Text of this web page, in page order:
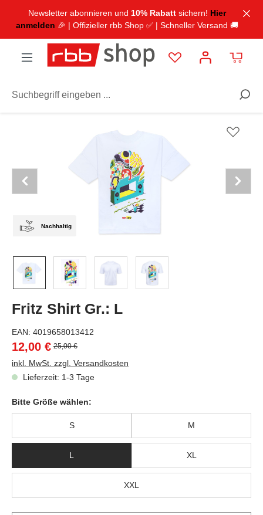
springen
Newsletter abonnieren und 10% Rabattsichern! Hier
anmelden 🎉 | Offizieller rbb Shop ✅ | Schneller Versand 🚚
Sale
Nachhaltig
Fritz Shirt Gr.: L
EAN: 4019658013412
12,00 € 25,00 €
inkl. MwSt. zzgl. Versandkosten
Lieferzeit: 1-3 Tage
Bitte Größe wählen:
S M
L XL
XXL